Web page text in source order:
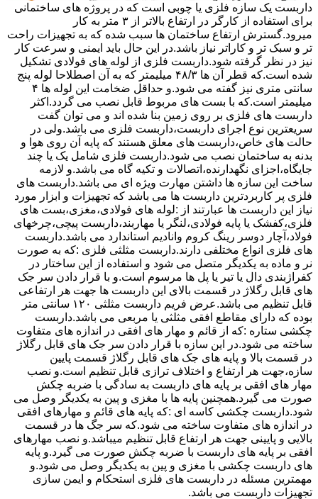
داربست یک سازه فلزی یا چوبی است که در پروژه های ساختمانی
برای استفاده از کارگر در ارتفاع بالاتر از ۳ متر به کار
میرود.گسترش ارتفاع ساختمان ها سبب شده که به تجهیزات راحت
تر و سبک تر و کاراتر نیاز باشد.در این حال باید ایمنی و سرعت کار
نیز در نظر گرفته شود.داربست فلزی از لوله های فولادی تشکیل
شده است.که قطر آن ها ۴۸/۳ میلیمتر که به آن اصطلاحا لوله پنج
سانتی متری نیز گفته می شود.و حداقل ضخامت این لوله ها ۴
میلیمتر است.که با بست های مربوط قابل نصب می گردد.اکثر
داربست های فلزی بر روی زمین بنا شده اند و می توان گفت
سریعترین نوع اجرای داربست،داربست فلزی می باشد.ولی در
حالت های خاص،داربست های معلق هستند که پایه آن روی هوا و
بدنه به ساختمان نصب می شود.داربست فلزی شامل یک یا چند
جایگاه،اجزای نگهدارنده،اتصالات و تکیه گاه می باشد.و لازمه
ساخت این سازه ها داشتن مهارت ویژه ای می باشد.داربست های
فلزی پر کاربردترین داربست ها می باشد که تجهیزات و ابزار مورد
نیاز این داربست ها عبارتند از :لوله های فولادی،مغزی،بست های
فلزی،کفشک یا پایه فولادی،لنگر یا مهاربند،داربست پیچی،چرخهای
فولاد،آچار دوسر رینگ کروم وانادیم استاندارد می باشد.داربست
های فلزی انواع مختلفی دارند.داربست مثلثی فلزی :که به صورت
نر و ماده به یکدیگر متصل می شود و استفاده از این ساختار در
کفراژبندی دال یا تیر یا پل ها مرسوم است.و با قرار دادن سر جک
های قابل رگلاژ در قسمت بالای این داربست ها جهت هر ارتفاعی
قابل تنظیم می باشد.عرض فریم داربست مثلثی ۱۲۰ سانتی متر
بوده که دارای مقاطع افقی مثلثی یا مربعی می باشد.داربست
چکشی ستاره :که از قائم و مهار های افقی در اندازه های متفاوت
ساخته می شود.در این سازه با قرار دادن سر جک های قابل رگلاژ
در قسمت بالا و پایه های جک های قابل رگلاژ قسمت پایین
سازه،جهت هر ارتفاع و اختلاف ترازی قابل تنظیم است.و نصب
مهار های افقی بر پایه های داربست به سادگی با ضربه چکش
صورت می گیرد.همچنین پایه ها با مغزی و پین به یکدیگر وصل می
شود.داربست چکشی کاسه ای :که پایه های قائم و مهارهای افقی
در اندازه های متفاوت ساخته می شود.که سر جگ ها در قسمت
بالایی و پایینی جهت هر ارتفاع قابل تنظیم میباشد.و نصب مهارهای
افقی بر پایه های داربست با ضربه چکش صورت می گیرد.و پایه
های داربست چکشی با مغزی و پین به یکدیگر وصل می شود.و
مهمترین مسئله در داربست های فلزی استحکام و ایمن سازی
تجهیزات داربست می باشد.